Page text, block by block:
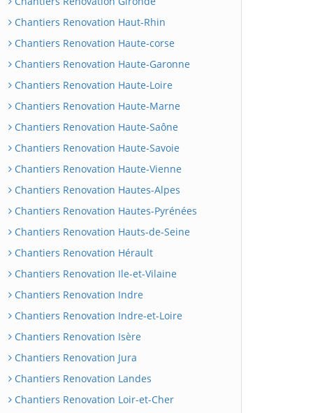
Chantiers Renovation Haut-Rhin
Chantiers Renovation Haute-corse
Chantiers Renovation Haute-Garonne
Chantiers Renovation Haute-Loire
Chantiers Renovation Haute-Marne
Chantiers Renovation Haute-Saône
Chantiers Renovation Haute-Savoie
Chantiers Renovation Haute-Vienne
Chantiers Renovation Hautes-Alpes
Chantiers Renovation Hautes-Pyrénées
Chantiers Renovation Hauts-de-Seine
Chantiers Renovation Hérault
Chantiers Renovation Ile-et-Vilaine
Chantiers Renovation Indre
Chantiers Renovation Indre-et-Loire
Chantiers Renovation Isère
Chantiers Renovation Jura
Chantiers Renovation Landes
Chantiers Renovation Loir-et-Cher